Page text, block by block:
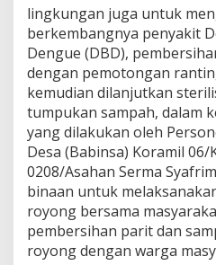
K
i
s
a
r
a
K
o
d
i
m
0
2
0
8
lingkungan juga untuk
berkembangnya penyakit
Dengue (DBD),
dengan pemotongan
kemudian dilanjutkan
tumpukan sampah, dalam
yang dilakukan oleh
Desa (Babinsa) Koramil
0208/Asahan Serma
binaan untuk
royong bersama
pembersihan parit dan
royong dengan warga